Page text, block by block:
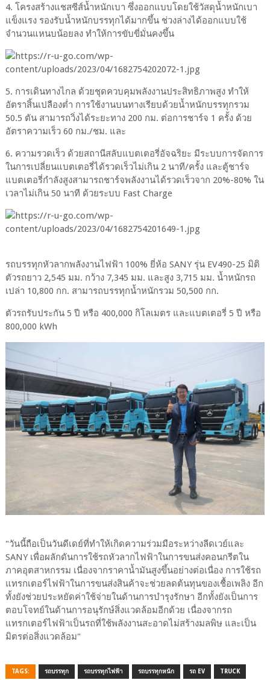
4. โครงสร้างแชสซีส์น้ำหนักเบา ซึ่งออกแบบโดยใช้วัสดุน้ำหนักเบา
แข็งแรง รองรับน้ำหนักบรรทุกได้มากขึ้น ช่วงล่างได้ออกแบบใช้
จำนวนแหนบน้อยลง ทำให้การขับขี่มั่นคงขึ้น
5. การเดินทางไกล ด้วยชุดควบคุมพลังงานประสิทธิภาพสูง ทำให้
อัตราสิ้นเปลืองต่ำ การใช้งานบนทางเรียบด้วยน้ำหนักบรรทุกรวม
50.5 ตัน สามารถวิ่งได้ระยะทาง 200 กม. ต่อการชาร์จ 1 ครั้ง ด้วย
อัตราความเร็ว 60 กม./ชม. และ
6. ความรวดเร็ว ด้วยสถานีสลับแบตเตอรี่อัจฉริยะ มีระบบการจัดการ
ในการเปลี่ยนแบตเตอรี่ได้รวดเร็วไม่เกิน 2 นาที/ครั้ง และตู้ชาร์จ
แบตเตอรี่กำลังสูงสามารถชาร์จพลังงานได้รวดเร็วจาก 20%-80% ใน
เวลาไม่เกิน 50 นาที ด้วยระบบ Fast Charge
รถบรรทุกหัวลากพลังงานไฟฟ้า 100% ยี่ห้อ SANY รุ่น EV490-25 มิติ
ตัวรถยาว 2,545 มม. กว้าง 7,345 มม. และสูง 3,715 มม. น้ำหนักรถ
เปล่า 10,800 กก. สามารถบรรทุกน้ำหนักรวม 50,500 กก.
ตัวรถรับประกัน 5 ปี หรือ 400,000 กิโลเมตร และแบตเตอรี่ 5 ปี หรือ
800,000 kWh
"วันนี้ถือเป็นวันดีเดย์ที่ทำให้เกิดความร่วมมือระหว่างลีดเวย์และ
SANY เพื่อผลักดันการใช้รถหัวลากไฟฟ้าในการขนส่งคอนกรีตใน
ภาคอุตสาหกรรม เนื่องจากราคาน้ำมันสูงขึ้นอย่างต่อเนื่อง การใช้รถ
แทรกเตอร์ไฟฟ้าในการขนส่งสินค้าจะช่วยลดต้นทุนของเชื้อเพลิง อีก
ทั้งยังช่วยประหยัดค่าใช้จ่ายในด้านการบำรุงรักษา อีกทั้งยังเป็นการ
ตอบโจทย์ในด้านการอนุรักษ์สิ่งแวดล้อมอีกด้วย เนื่องจากรถ
แทรกเตอร์ไฟฟ้าเป็นรถที่ใช้พลังงานสะอาดไม่สร้างมลพิษ และเป็น
มิตรต่อสิ่งแวดล้อม"
TAGS: รถบรรทุก รถบรรทุกไฟฟ้า รถบรรทุกหนัก รถ EV TRUCK